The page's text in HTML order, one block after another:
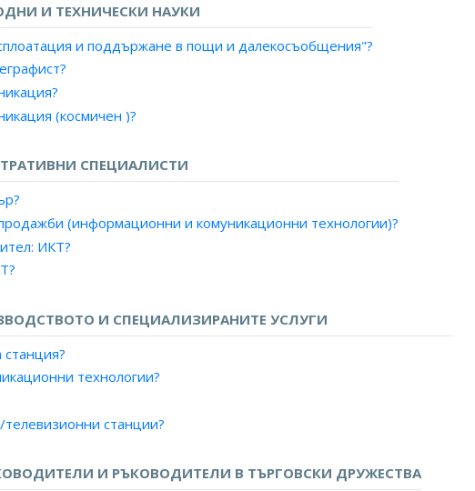
И ТЕХНИЧЕСКИ НАУКИ
и поддържане в пощи и далекосъобщения"?
(космичен )?
(радарни системи )?
(радио)?
(сигнални системи)?
(телевизия )?
(телеграф)?
(телефон)?
екип/радио и телевизия?
състав, метрополитен?
и мрежи за данни?
и мрежи за данни?
оборудване?
СПЕЦИАЛИСТИ
(информационни и комуникационни технологии)?
ИКТ?
ИКТ?
И СПЕЦИАЛИЗИРАНИТЕ УСЛУГИ
технологии?
станции?
комплекс - радио и телевизия?
телевизия?И РЪКОВОДИТЕЛИ В ТЪРГОВСКИ ДРУЖЕСТВА